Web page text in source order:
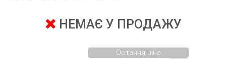
НЕМАЄ У ПРОДАЖУ
Остання ціна